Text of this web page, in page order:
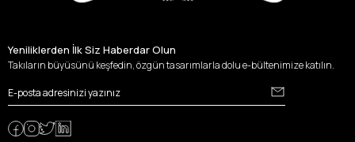
Yeniliklerden İlk Siz Haberdar Olun
Takıların büyüsünü keşfedin, özgün tasarımlarla dolu e-bültenimize katılın.